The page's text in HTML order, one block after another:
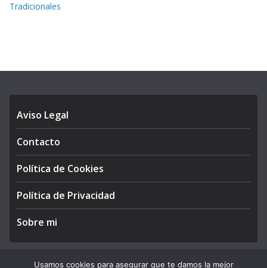
Tradicionales
Aviso Legal
Contacto
Política de Cookies
Política de Privacidad
Sobre mi
Usamos cookies para asegurar que te damos la mejor